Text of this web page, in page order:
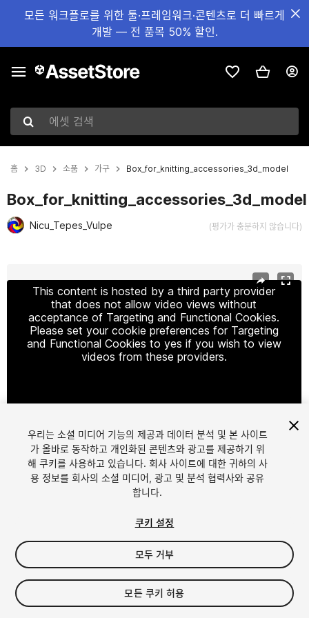
모든 워크플로를 위한 툴·프레임워크·콘텐츠로 더 빠르게
개발 — 전 품목 50% 할인.
에셋 검색
홈 3D 소품 가구 Box_for_knitting_accessories_3d_model
Box_for_knitting_accessories_3d_model
Nicu_Tepes_Vulpe (평가가 충분하지 않습니다)
This content is hosted by a third party provider
that does not allow video views without
acceptance of Targeting and Functional Cookies.
Please set your cookie preferences for Targeting
and Functional Cookies to yes if you wish to view
videos from these providers.
1/12
$10
세금/부가세는 결제 시 반영됩니다.
우리는 소셜 미디어 기능의 제공과 데이터 분석 및 본 사이트
가 올바로 동작하고 개인화된 콘텐츠와 광고를 제공하기 위
해 쿠키를 사용하고 있습니다. 회사 사이트에 대한 귀하의 사
용 정보를 회사의 소셜 미디어, 광고 및 분석 협력사와 공유
합니다.
쿠키 설정
모두 거부
모든 쿠키 허용